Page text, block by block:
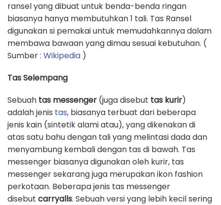
ransel yang dibuat untuk benda-benda ringan
biasanya hanya membutuhkan 1 tali. Tas Ransel
digunakan si pemakai untuk memudahkannya dalam
membawa bawaan yang dimau sesuai kebutuhan. (
Sumber : Wikipedia )
Tas Selempang
Sebuah tas messenger (juga disebut tas kurir)
adalah jenis tas, biasanya terbuat dari beberapa
jenis kain (sintetik alami atau), yang dikenakan di
atas satu bahu dengan tali yang melintasi dada dan
menyambung kembali dengan tas di bawah. Tas
messenger biasanya digunakan oleh kurir, tas
messenger sekarang juga merupakan ikon fashion
perkotaan. Beberapa jenis tas messenger
disebut carryalls. Sebuah versi yang lebih kecil sering